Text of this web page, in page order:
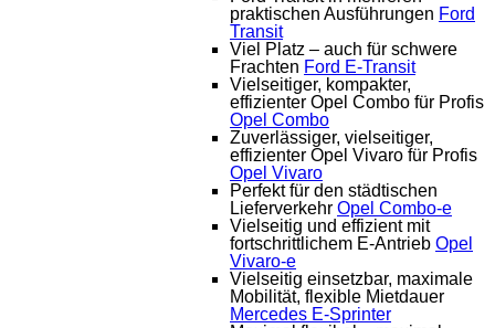
praktischen Ausführungen Ford
Transit
Viel Platz – auch für schwere
Frachten Ford E-Transit
Vielseitiger, kompakter,
effizienter Opel Combo für Profis
Opel Combo
Zuverlässiger, vielseitiger,
effizienter Opel Vivaro für Profis
Opel Vivaro
Perfekt für den städtischen
Lieferverkehr Opel Combo-e
Vielseitig und effizient mit
fortschrittlichem E-Antrieb Opel
Vivaro-e
Vielseitig einsetzbar, maximale
Mobilität, flexible Mietdauer
Mercedes E-Sprinter